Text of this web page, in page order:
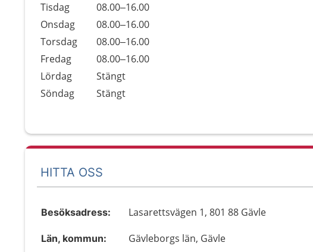
Tisdag
08.00–16.00
Onsdag
08.00–16.00
Torsdag
08.00–16.00
Fredag
08.00–16.00
Lördag
Stängt
Söndag
Stängt
HITTA OSS
Besöksadress: Lasarettsvägen 1, 801 88 Gävle
Län, kommun: Gävleborgs län, Gävle